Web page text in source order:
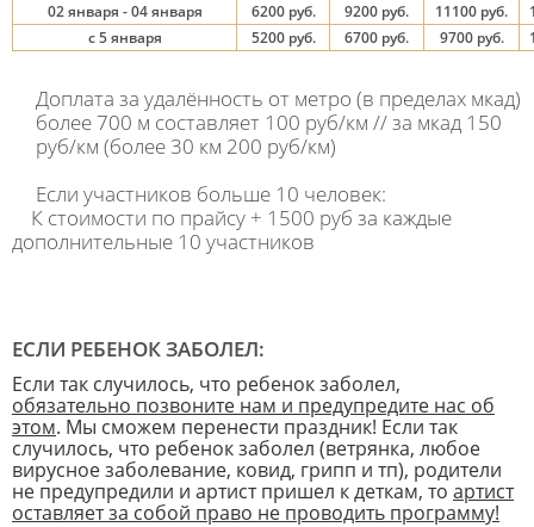
02 января - 04 января
6200 руб. 9200 руб. 11100 руб.
с 5 января
5200 руб. 6700 руб. 9700 руб.
Доплата за удалённость от метро (в пределах мкад)
более 700 м составляет 100 руб/км // за мкад 150
руб/км (более 30 км 200 руб/км)
Если участников больше 10 человек:
К стоимости по прайсу + 1500 руб за каждые
дополнительные 10 участников
ЕСЛИ РЕБЕНОК ЗАБОЛЕЛ:
Если так случилось, что ребенок заболел,
обязательно позвоните нам и предупредите нас об
этом. Мы сможем перенести праздник! Если так
случилось, что ребенок заболел (ветрянка, любое
вирусное заболевание, ковид, грипп и тп), родители
не предупредили и артист пришел к деткам, то артист
оставляет за собой право не проводить программу!